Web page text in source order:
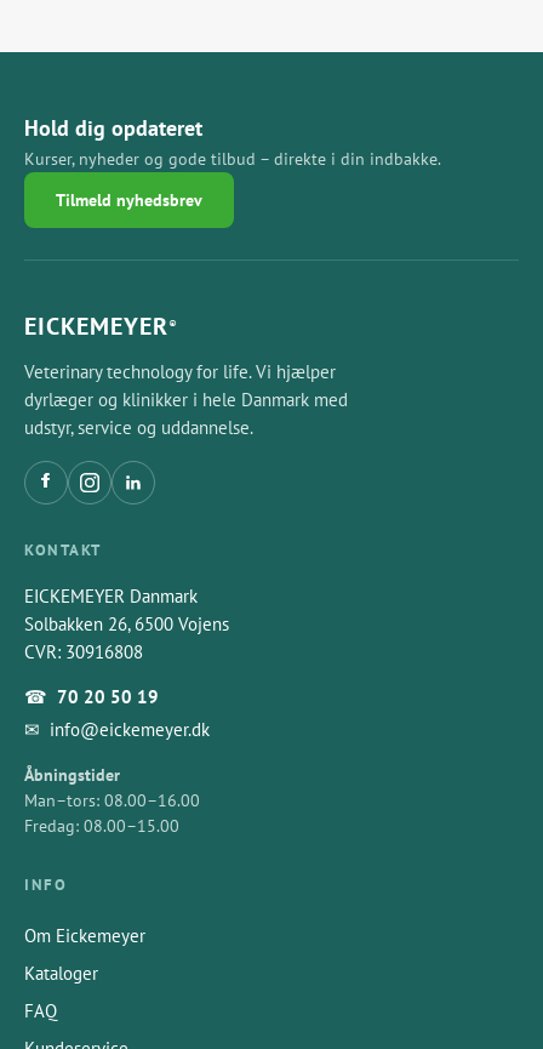
Hold dig opdateret
Kurser, nyheder og gode tilbud – direkte i din indbakke.
Tilmeld nyhedsbrev
EICKEMEYER®
Veterinary technology for life. Vi hjælper
dyrlæger og klinikker i hele Danmark med
udstyr, service og uddannelse.
KONTAKT
EICKEMEYER Danmark
Solbakken 26, 6500 Vojens
CVR: 30916808
☎ 70 20 50 19
✉ info@eickemeyer.dk
Åbningstider
Man–tors: 08.00–16.00
Fredag: 08.00–15.00
INFO
Om Eickemeyer
Kataloger
FAQ